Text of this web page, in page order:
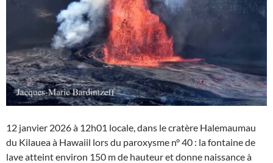
12 janvier 2026 à 12h01 locale, dans le cratère Halemaumau
du Kilauea à Hawaiil lors du paroxysme n° 40 : la fontaine de
lave atteint environ 150 m de hauteur et donne naissance à